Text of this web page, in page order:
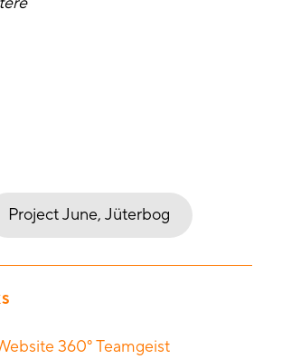
Project June, Jüterbog
360° Teamgeist